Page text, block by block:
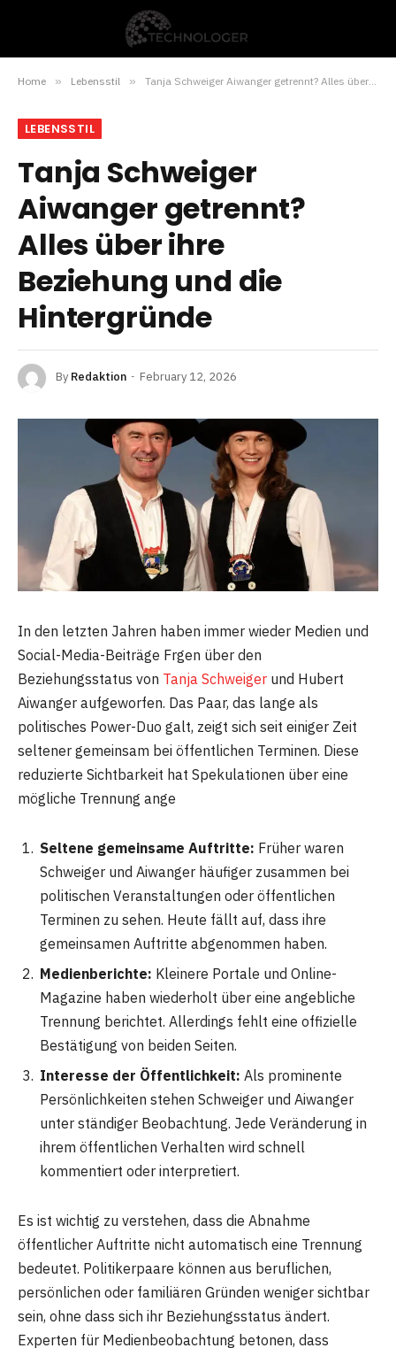
Home » Lebensstil » Tanja Schweiger Aiwanger getrennt? Alles über ihre Beziehung und die Hintergründe
LEBENSSTIL
Tanja Schweiger
Aiwanger getrennt?
Alles über ihre
Beziehung und die
Hintergründe
By Redaktion February 12, 2026
In den letzten Jahren haben immer wieder Medien und
Social-Media-Beiträge Frgen über den
Beziehungsstatus von Tanja Schweiger und Hubert
Aiwanger aufgeworfen. Das Paar, das lange als
politisches Power-Duo galt, zeigt sich seit einiger Zeit
seltener gemeinsam bei öffentlichen Terminen. Diese
reduzierte Sichtbarkeit hat Spekulationen über eine
mögliche Trennung ange
Seltene gemeinsame Auftritte: Früher waren
Schweiger und Aiwanger häufiger zusammen bei
politischen Veranstaltungen oder öffentlichen
Terminen zu sehen. Heute fällt auf, dass ihre
gemeinsamen Auftritte abgenommen haben.
Medienberichte: Kleinere Portale und Online-
Magazine haben wiederholt über eine angebliche
Trennung berichtet. Allerdings fehlt eine offizielle
Bestätigung von beiden Seiten.
Interesse der Öffentlichkeit: Als prominente
Persönlichkeiten stehen Schweiger und Aiwanger
unter ständiger Beobachtung. Jede Veränderung in
ihrem öffentlichen Verhalten wird schnell
kommentiert oder interpretiert.
Es ist wichtig zu verstehen, dass die Abnahme
öffentlicher Auftritte nicht automatisch eine Trennung
bedeutet. Politikerpaare können aus beruflichen,
persönlichen oder familiären Gründen weniger sichtbar
sein, ohne dass sich ihr Beziehungsstatus ändert.
Experten für Medienbeobachtung betonen, dass